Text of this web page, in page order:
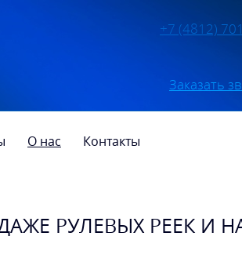
+7 (4812)
Заказать
О нас Контакты
РУЛЕВЫХ РЕЕК И